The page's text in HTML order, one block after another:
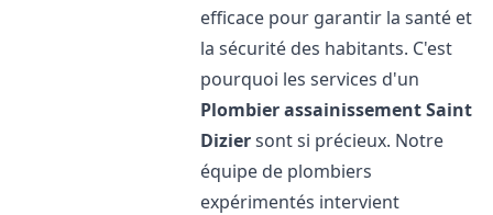
efficace pour garantir la santé et
la sécurité des habitants. C'est
pourquoi les services d'un
Plombier assainissementSaint
Diziersont si précieux. Notre
équipe de plombiers
expérimentés intervient